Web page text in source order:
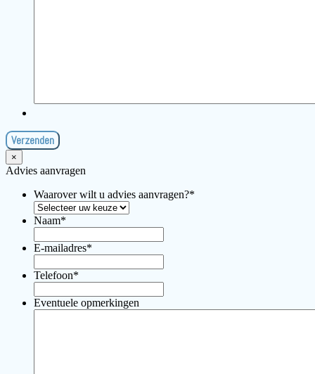
×
Advies aanvragen
Waarover wilt u advies aanvragen?*
Naam*
E-mailadres*
Telefoon*
Eventuele opmerkingen